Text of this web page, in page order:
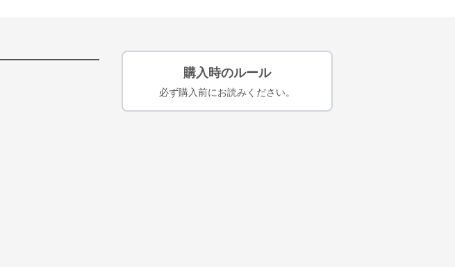
購入時のルール
必ず購入前にお読みください。